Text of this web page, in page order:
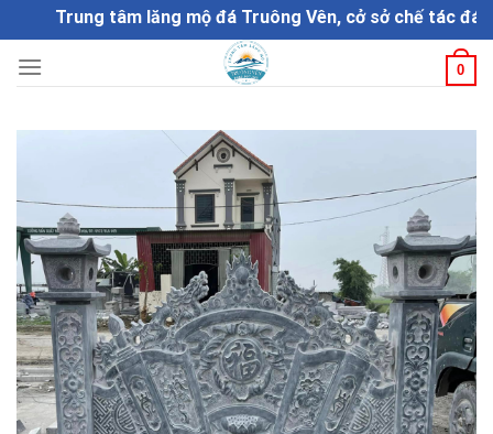
to
content
Trung tâm lăng mộ đá Truông Vên, cở sở chế tác đá
0